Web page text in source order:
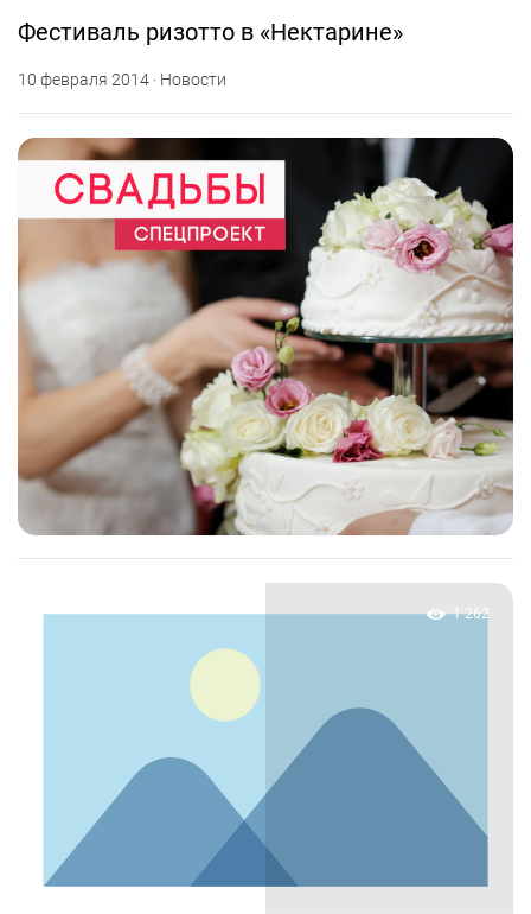
Фестиваль ризотто в «Нектарине»
10 февраля 2014 · Новости
1 262